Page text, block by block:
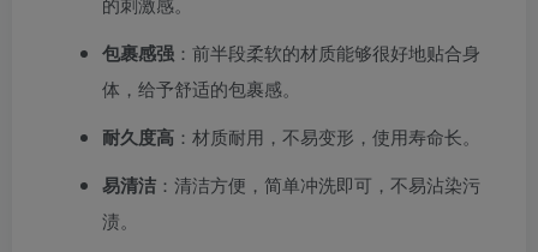
包裹感强 ：前半段柔软的材质能够很好地贴合身
体，给予舒适的包裹感。
耐久度高 ：材质耐用，不易变形，使用寿命长。
易清洁 ：清洁方便，简单冲洗即可，不易沾染污
渍。